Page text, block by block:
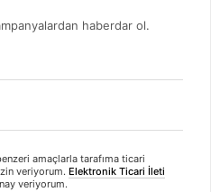
arrow_forward
haberdar ol.
amaçlarla tarafıma ticari
veriyorum. Elektronik Ticari İleti
veriyorum.